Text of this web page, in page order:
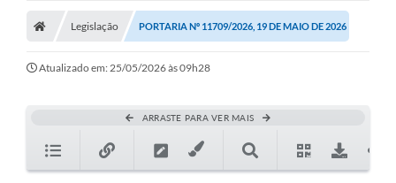
Legislação PORTARIA Nº 11709/2026, 19 DE MAIO DE 2026
Atualizado em: 25/05/2026 às 09h28
ARRASTE PARA VER MAIS